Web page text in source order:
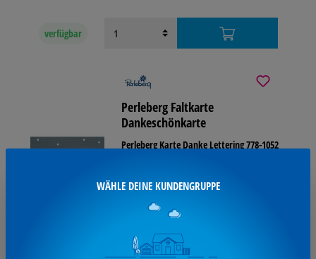
verfügbar
Perleberg Faltkarte
Dankeschönkarte
Perleberg Karte Danke Lettering 778-1052
2,33 €*
je Stück / inkl. MwSt
WÄHLE DEINE KUNDENGRUPPE